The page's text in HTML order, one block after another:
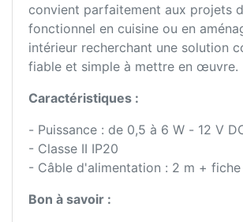
convient parfaitement aux projets
fonctionnel en cuisine ou en
intérieur recherchant une solution
fiable et simple à mettre en œuvre.
Caractéristiques :
- Puissance : de 0,5 à 6 W - 12 V
- Classe II IP20
- Câble d'alimentation : 2 m + fiche
Bon à savoir :